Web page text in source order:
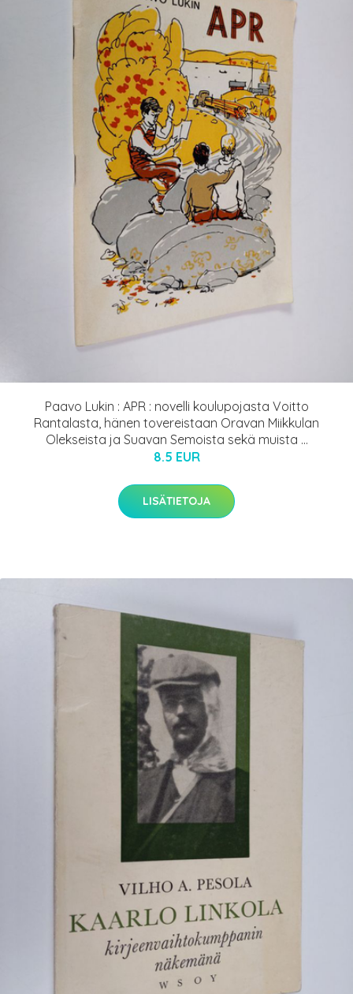
Paavo Lukin : APR : novelli koulupojasta Voitto
Rantalasta, hänen tovereistaan Oravan Miikkulan
Olekseista ja Suavan Semoista sekä muista ...
8.5 EUR
LISÄTIETOJA